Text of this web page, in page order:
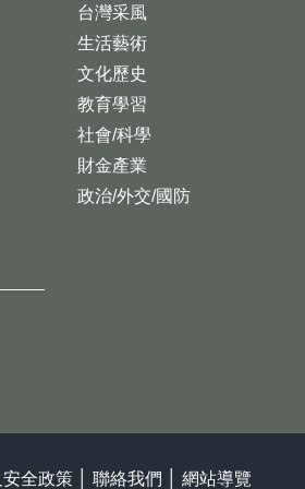
台灣采風
生活藝術
文化歷史
教育學習
社會/科學
財金產業
政治/外交/國防
安全政策 聯絡我們 網站導覽